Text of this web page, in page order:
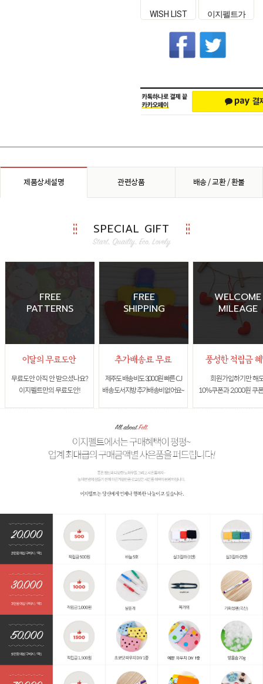
CART
WISH LIST 이지펠트가
좋은 이유
제품상세설명 관련상품 배송 / 교환 / 환불
SPECIAL GIFT
FREE
PATTERNS
무료도안 아직 안 받으셨나요?
이지펠트만의 무료도안!
FREE
SHIPPING
제주도 배송비도 3,000원 빠른 CJ
배송 도서지방 추가배송비 없어요~
WELCOME
MILEAGE
회원가입하기만 해
10%쿠폰과 2,000원 쿠